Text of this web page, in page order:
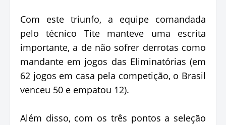
Com este triunfo, a equipe comandada
pelo técnico Tite manteve uma escrita
importante, a de não sofrer derrotas como
mandante em jogos das Eliminatórias (em
62 jogos em casa pela competição, o Brasil
venceu 50 e empatou 12).
Além disso, com os três pontos a seleção